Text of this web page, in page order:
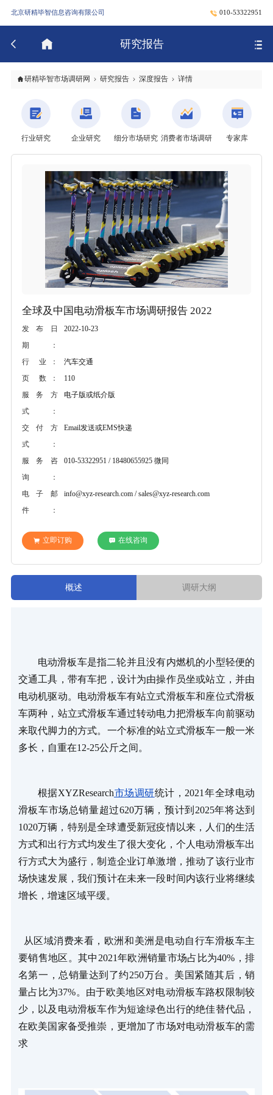
北京研精毕智信息咨询有限公司 010-53322951
研究报告
研精毕智市场调研网 研究报告 深度报告 详情
行业研究 企业研究 细分市场研究 消费者市场调研 专家库
全球及中国电动滑板车市场调研报告 2022
发布日
期：
2022-10-23
行 业：
汽车交通
页 数：
110
服务方
式：
电子版或纸介版
交付方
式：
Email发送或EMS快递
服务咨
询：
010-53322951 / 18480655925 微同
电子邮
件：
info@xyz-research.com / sales@xyz-research.com
立即订购 在线咨询
概述 调研大纲
电动滑板车是指二轮并且没有内燃机的小型轻便的
交通工具，带有车把，设计为由操作员坐或站立，并由
电动机驱动。电动滑板车有站立式滑板车和座位式滑板
车两种，站立式滑板车通过转动电力把滑板车向前驱动
来取代脚力的方式。一个标准的站立式滑板车一般一米
多长，自重在12-25公斤之间。
根据XYZResearch市场调研统计，2021 年全球电动
滑板车市场总销量超过620万辆，预计到 2025年将达到
1020万辆，特别是全球遭受新冠疫情以来，人们的生活
方式和出行方式均发生了很大变化，个人电动滑板车出
行方式大为盛行，制造企业订单激增，推动了该行业市
场快速发展，我们预计在未来一段时间内该行业将继续
增长，增速区域平缓。
从区域消费来看，欧洲和美洲是电动自行车滑板车主
要销售地区。其中 2021年欧洲销量市场占比为40% ，排
名第一，总销量达到了约250万台。美国紧随其后，销
量占比为37%。由于欧美地区对电动滑板车路权限制较
少，以及电动滑板车作为短途绿色出行的绝佳替代品，
在欧美国家备受推崇，更增加了市场对电动滑板车的需
求